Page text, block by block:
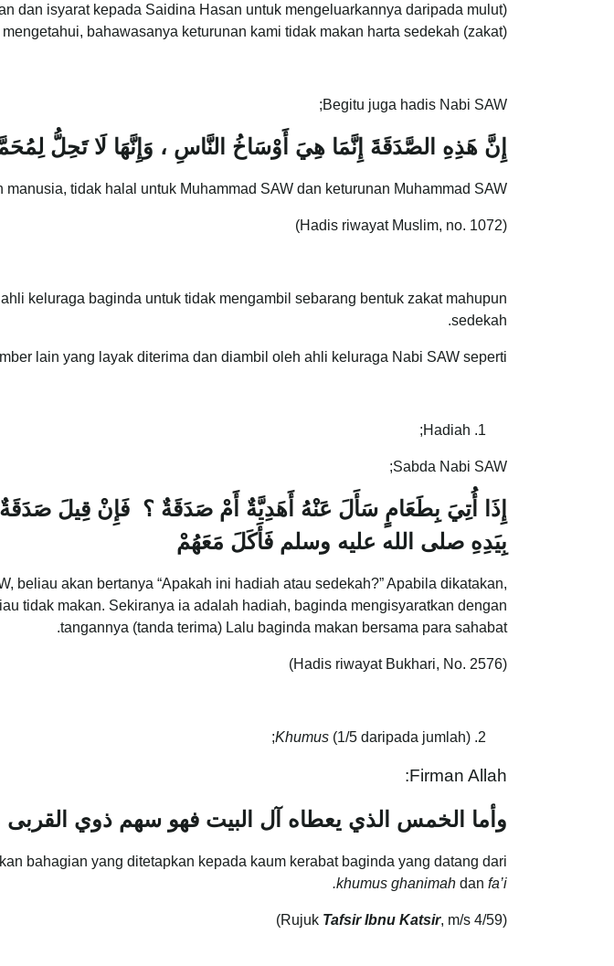
dan isyarat kepada Saidina Hasan untuk mengeluarkannya daripada mulut)
bahawasanya keturunan kami tidak makan harta sedekah (zakat).
Begitu juga hadis Nabi SAW;
إِنَّ هَذِهِ الصَّدَقَةَ إِنَّمَا هِيَ أَوْسَاخُ النَّاسِ ، وَإِنَّهَا لَا تَحِلُّ
tidak halal untuk Muhammad SAW dan keturunan Muhammad SAW.
(Hadis riwayat Muslim, no. 1072)
keluraga baginda untuk tidak mengambil sebarang bentuk zakat mahupun
sedekah.
lain yang layak diterima dan diambil oleh ahli keluraga Nabi SAW seperti;
Hadiah;
Sabda Nabi SAW;
إِذَا أُتِيَ بِطَعَامٍ سَأَلَ عَنْهُ أَهَدِيَّةٌ أَمْ صَدَقَةٌ ؟ فَإِنْ قِيلَ
بِيَدِهِ صلى الله عليه وسلم فَأَكَلَ مَعَهُمْ
beliau akan bertanya “Apakah ini hadiah atau sedekah?” Apabila dikatakan,
tidak makan. Sekiranya ia adalah hadiah, baginda mengisyaratkan dengan
tangannya (tanda terima) Lalu baginda makan bersama para sahabat.
(Hadis riwayat Bukhari, No. 2576)
Khumus (1/5 daripada jumlah);
Firman Allah:
وأما الخمس الذي يعطاه آل البيت فهو سهم ذوي
bahagian yang ditetapkan kepada kaum kerabat baginda yang datang dari
khumus ghanimah dan fa’i.
(Rujuk
Tafsir Ibnu Katsir, m/s 4/59)